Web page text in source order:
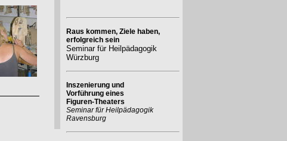
Raus kommen, Ziele haben,
erfolgreich sein
Seminar für Heilpädagogik
Würzburg
Inszenierung und
Vorführung eines
Figuren-Theaters
Seminar für Heilpädagogik
Ravensburg